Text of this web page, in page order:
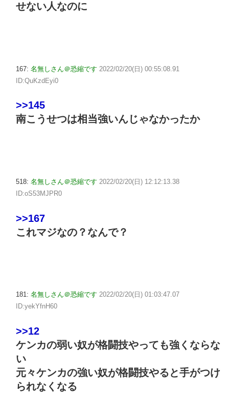
せない人なのに
167: 名無しさん＠恐縮です 2022/02/20(日) 00:55:08.91
ID:QuKzdEyi0
>>145
南こうせつは相当強いんじゃなかったか
518: 名無しさん＠恐縮です 2022/02/20(日) 12:12:13.38
ID:oS53MJPR0
>>167
これマジなの？なんで？
181: 名無しさん＠恐縮です 2022/02/20(日) 01:03:47.07
ID:yekYfnH60
>>12
ケンカの弱い奴が格闘技やっても強くならな
い
元々ケンカの強い奴が格闘技やると手がつけ
られなくなる